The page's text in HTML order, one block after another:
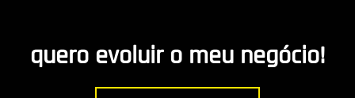
quero evoluir o meu negócio!